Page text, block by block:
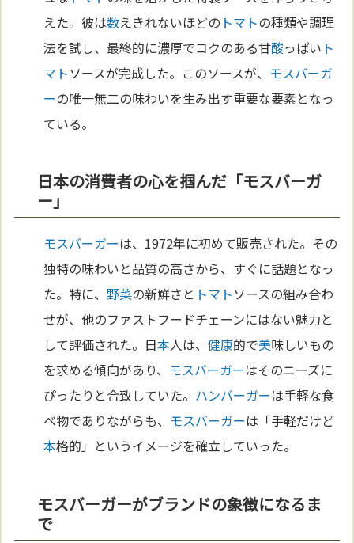
えた。彼は数えきれないほどの トマトの種類や調理
法を試し、最終的に濃厚でコクのある甘酸っぱい ト
マトソースが完成した。このソースが、 モスバーガ
ーの唯一無二の味わいを生み出す重要な要素となっ
ている。
日本の消費者の心を掴んだ「モスバーガ
ー」
モスバーガーは、1972年に初めて販売された。その
独特の味わいと品質の高さから、すぐに話題となっ
た。特に、野菜の新鮮さと トマトソースの組み合わ
せが、他のファストフードチェーンにはない魅力と
して評価された。日本人は、健康的で美味しいもの
を求める傾向があり、 モスバーガーはそのニーズに
ぴったりと合致していた。 ハンバーガーは手軽な食
べ物でありながらも、 モスバーガーは「手軽だけど
本格的」というイメージを確立していった。
モスバーガーがブランドの象徴になるま
で